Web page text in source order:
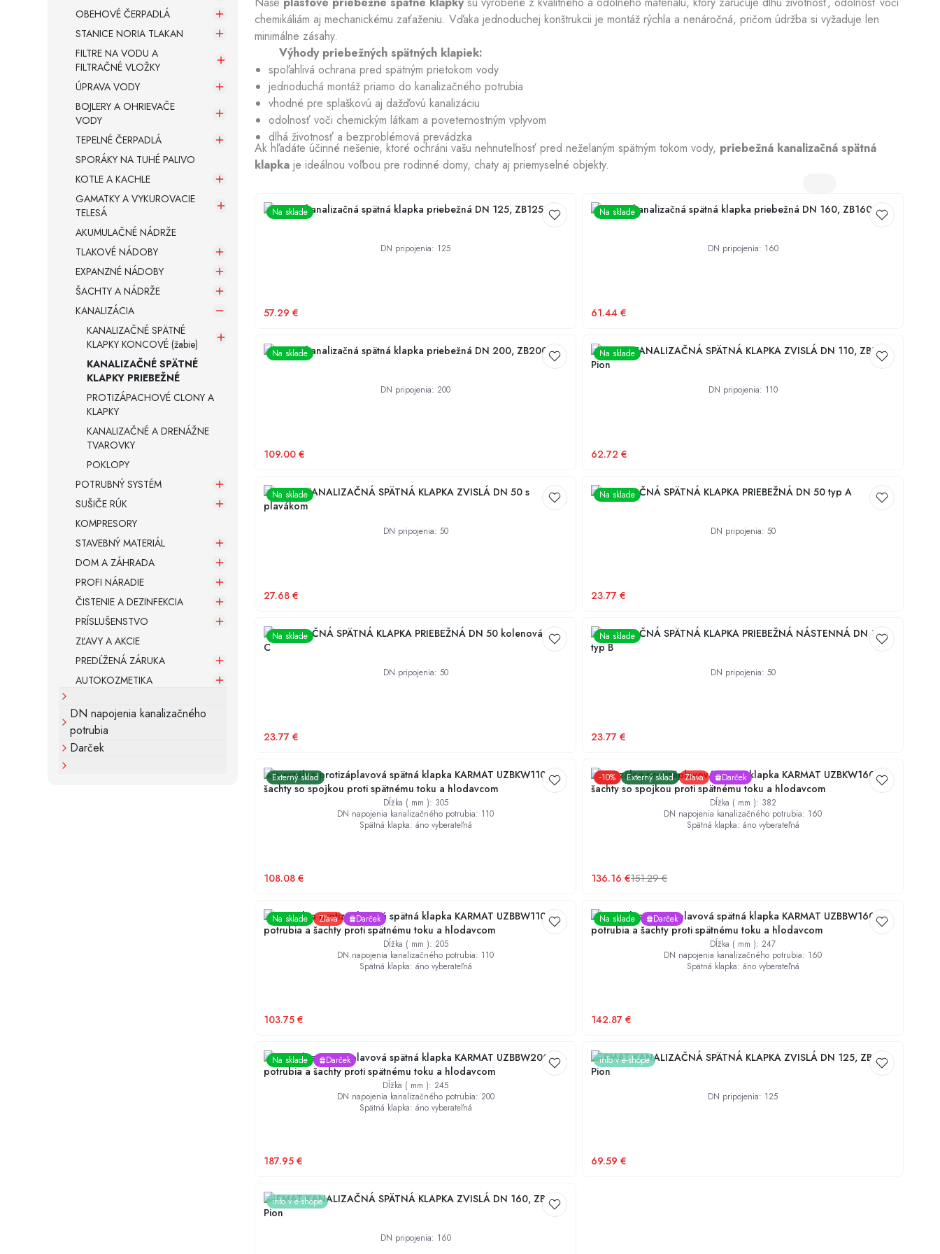
Armatúry a spojovací materiál
OBEHOVÉ ČERPADLÁ
STANICE NORIA TLAKAN
FILTRE NA VODU A
FILTRAČNÉ VLOŽKY
ÚPRAVA VODY
BOJLERY A OHRIEVAČE
VODY
TEPELNÉ ČERPADLÁ
SPORÁKY NA TUHÉ PALIVO
KOTLE A KACHLE
GAMATKY A VYKUROVACIE
TELESÁ
AKUMULAČNÉ NÁDRŽE
TLAKOVÉ NÁDOBY
EXPANZNÉ NÁDOBY
ŠACHTY A NÁDRŽE
KANALIZÁCIA
KANALIZAČNÉ SPÄTNÉ
KLAPKY KONCOVÉ (žabie)
KANALIZAČNÉ SPÄTNÉ
KLAPKY PRIEBEŽNÉ
PROTIZÁPACHOVÉ CLONY A
KLAPKY
KANALIZAČNÉ A DRENÁŽNE
TVAROVKY
POKLOPY
POTRUBNÝ SYSTÉM
SUŠIČE RÚK
KOMPRESORY
STAVEBNÝ MATERIÁL
DOM A ZÁHRADA
PROFI NÁRADIE
ČISTENIE A DEZINFEKCIA
PRÍSLUŠENSTVO
ZĽAVY A AKCIE
PREDĹŽENÁ ZÁRUKA
AUTOKOZMETIKA
DN napojenia kanalizačného
potrubia
Darček
chemikáliám aj mechanickému zaťaženiu. Vďaka jednoduchej konštrukcii je montáž rýchla a nenáročná, pričom údržba si vyžaduje len
minimálne zásahy.
Výhody priebežných spätných klapiek:
spoľahlivá ochrana pred spätným prietokom vody
jednoduchá montáž priamo do kanalizačného potrubia
vhodné pre splaškovú aj dažďovú kanalizáciu
odolnosť voči chemickým látkam a poveternostným vplyvom
dlhá životnosť a bezproblémová prevádzka
Ak hľadáte účinné riešenie, ktoré ochráni vašu nehnuteľnosť pred neželaným spätným tokom vody, priebežná kanalizačná spätná
klapka je ideálnou voľbou pre rodinné domy, chaty aj priemyselné objekty.
Na sklade
KARMAT kanalizačná spätná klapka priebežná DN 125, ZB125
DN pripojenia: 125
57.29 €
Na sklade
KARMAT kanalizačná spätná klapka priebežná DN 160, ZB160
DN pripojenia: 160
61.44 €
Na sklade
KARMAT kanalizačná spätná klapka priebežná DN 200, ZB200
DN pripojenia: 200
109.00 €
Na sklade
KARMAT KANALIZAČNÁ SPÄTNÁ KLAPKA ZVISLÁ DN 110, ZB110
Pion
DN pripojenia: 110
62.72 €
Na sklade
KARMAT KANALIZAČNÁ SPÄTNÁ KLAPKA ZVISLÁ DN 50 s
plavákom
DN pripojenia: 50
27.68 €
Na sklade
KANALIZAČNÁ SPÄTNÁ KLAPKA PRIEBEŽNÁ DN 50 typ A
DN pripojenia: 50
23.77 €
Na sklade
KANALIZAČNÁ SPÄTNÁ KLAPKA PRIEBEŽNÁ DN 50 kolenová typ
C
DN pripojenia: 50
23.77 €
Na sklade
KANALIZAČNÁ SPÄTNÁ KLAPKA PRIEBEŽNÁ NÁSTENNÁ DN 50
typ B
DN pripojenia: 50
23.77 €
Externý sklad
Univerzálna protizáplavová spätná klapka KARMAT UZBKW110 do
šachty so spojkou proti spätnému toku a hlodavcom
Dĺžka ( mm ): 305
DN napojenia kanalizačného potrubia: 110
Spätná klapka: áno vyberateľná
108.08 €
-10% Externý sklad Zľava Darček
Univerzálna protizáplavová spätná klapka KARMAT UZBKW160 do
šachty so spojkou proti spätnému toku a hlodavcom
Dĺžka ( mm ): 382
DN napojenia kanalizačného potrubia: 160
Spätná klapka: áno vyberateľná
136.16 €151.29€
Na sklade Zľava Darček
Univerzálna protizáplavová spätná klapka KARMAT UZBBW110 do
potrubia a šachty proti spätnému toku a hlodavcom
Dĺžka ( mm ): 205
DN napojenia kanalizačného potrubia: 110
Spätná klapka: áno vyberateľná
103.75 €
Na sklade Darček
Univerzálna protizáplavová spätná klapka KARMAT UZBBW160 do
potrubia a šachty proti spätnému toku a hlodavcom
Dĺžka ( mm ): 247
DN napojenia kanalizačného potrubia: 160
Spätná klapka: áno vyberateľná
142.87 €
Na sklade Darček
Univerzálna protizáplavová spätná klapka KARMAT UZBBW200 do
potrubia a šachty proti spätnému toku a hlodavcom
Dĺžka ( mm ): 245
DN napojenia kanalizačného potrubia: 200
Spätná klapka: áno vyberateľná
187.95 €
info v e-shope
KARMAT KANALIZAČNÁ SPÄTNÁ KLAPKA ZVISLÁ DN 125, ZB125
Pion
DN pripojenia: 125
69.59 €
info v e-shope
KARMAT KANALIZAČNÁ SPÄTNÁ KLAPKA ZVISLÁ DN 160, ZB160
Pion
DN pripojenia: 160